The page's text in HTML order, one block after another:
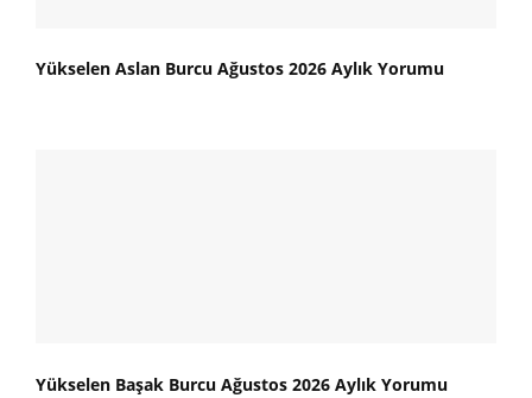
Yükselen Aslan Burcu Ağustos 2026 Aylık Yorumu
Yükselen Başak Burcu Ağustos 2026 Aylık Yorumu